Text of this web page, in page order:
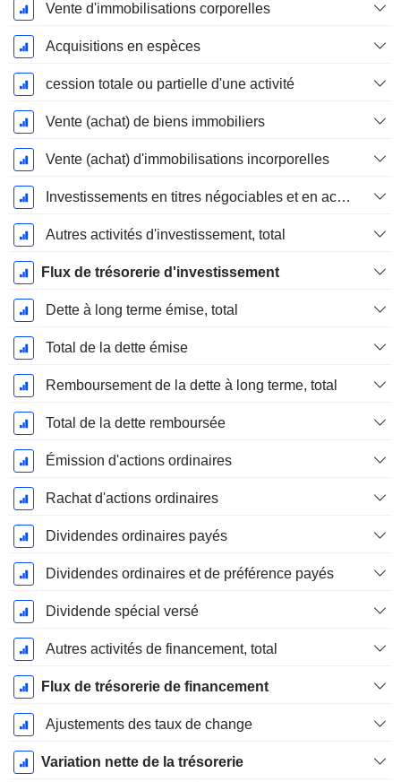
Vente d'immobilisations corporelles
Acquisitions en espèces
cession totale ou partielle d'une activité
Vente (achat) de biens immobiliers
Vente (achat) d'immobilisations incorporelles
Investissements en titres négociables et en actions, total
Autres activités d'investissement, total
Flux de trésorerie d'investissement
Dette à long terme émise, total
Total de la dette émise
Remboursement de la dette à long terme, total
Total de la dette remboursée
Émission d'actions ordinaires
Rachat d'actions ordinaires
Dividendes ordinaires payés
Dividendes ordinaires et de préférence payés
Dividende spécial versé
Autres activités de financement, total
Flux de trésorerie de financement
Ajustements des taux de change
Variation nette de la trésorerie